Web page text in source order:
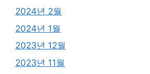
2024년 2월
2024년 1월
2023년 12월
2023년 11월